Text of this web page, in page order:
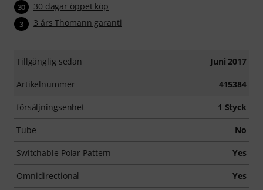
30 30 dagar öppet köp
3 3 års Thomann garanti
Tillgänglig sedan Juni 2017
Artikelnummer 415384
försäljningsenhet 1 Styck
Tube No
Switchable Polar Pattern Yes
Omnidirectional Yes